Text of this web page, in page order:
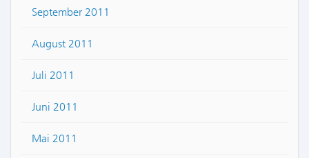
September 2011
August 2011
Juli 2011
Juni 2011
Mai 2011